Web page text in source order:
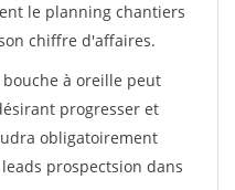
le planning chantiers
chiffre d'affaires.
à oreille peut
progresser et
obligatoirement
prospectsion dans